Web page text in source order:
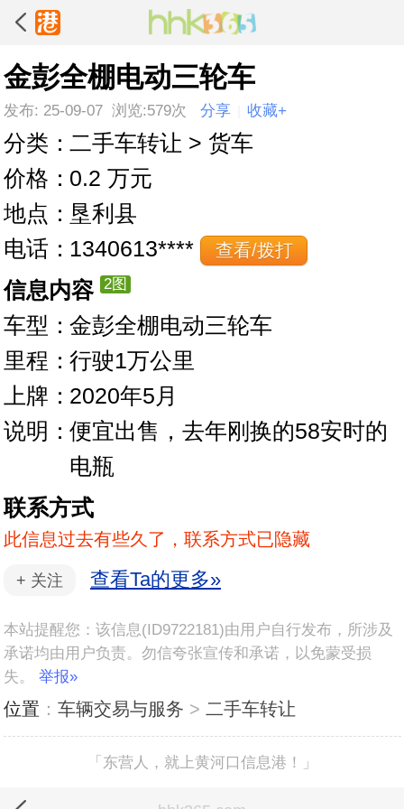
金彭全棚电动三轮车
发布: 25-09-07 浏览:579次 分享 收藏+
分类：二手车转让 > 货车
价格：0.2 万元
地点： 垦利县
电话： 1340613**** 查看/拨打
信息内容 2图
车型：金彭全棚电动三轮车
里程：行驶1万公里
上牌：2020年5月
说明：便宜出售，去年刚换的58安时的
电瓶
联系方式
此信息过去有些久了，联系方式已隐藏
+ 关注 查看Ta的更多»
本站提醒您：该信息(ID9722181)由用户自行发布，所涉及
承诺均由用户负责。勿信夸张宣传和承诺，以免蒙受损
失。 举报»
位置 ： 车辆交易与服务 > 二手车转让
「东营人，就上黄河口信息港！」